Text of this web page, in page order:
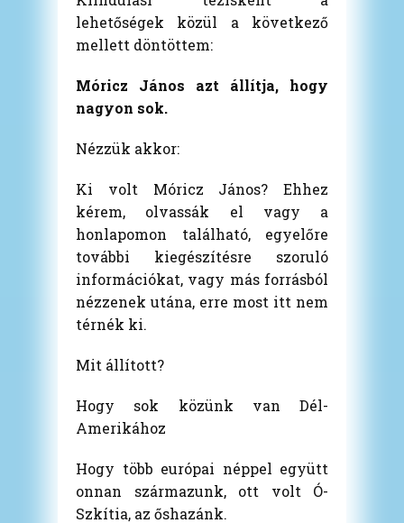
lehetőségek közül a következő
mellett döntöttem:
Móricz János azt állítja, hogy
nagyon sok.
Nézzük akkor:
Ki volt Móricz János? Ehhez
kérem, olvassák el vagy a
honlapomon található, egyelőre
további kiegészítésre szoruló
információkat, vagy más forrásból
nézzenek utána, erre most itt nem
térnék ki.
Mit állított?
Hogy sok közünk van Dél-
Amerikához
Hogy több európai néppel együtt
onnan származunk, ott volt Ó-
Szkítia, az őshazánk.